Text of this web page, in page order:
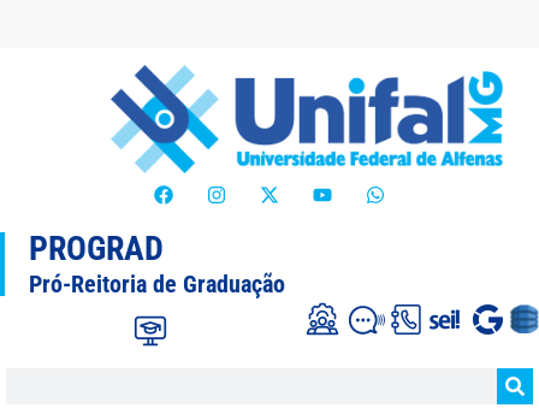
PROGRAD
Pró-Reitoria de Graduação